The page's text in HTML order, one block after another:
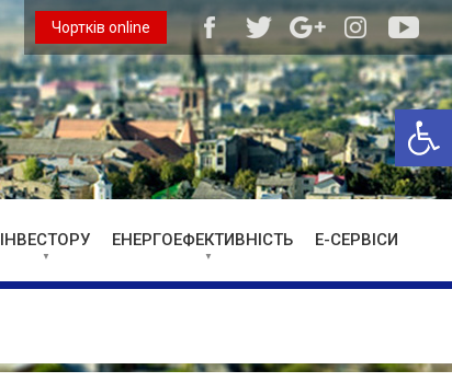
Чортків online
ІНВЕСТОРУ ЕНЕРГОЕФЕКТИВНІСТЬ Е-СЕРВІСИ